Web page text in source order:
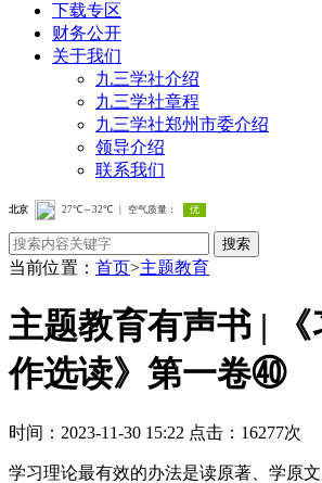
下载专区
财务公开
关于我们
九三学社介绍
九三学社章程
九三学社郑州市委介绍
领导介绍
联系我们
搜索
当前位置： 首页>主题教育
主题教育有声书 |
作选读》第一卷㊵
时间：2023-11-30 15:22 点击：16277次
学习理论最有效的办法是读原著、学原